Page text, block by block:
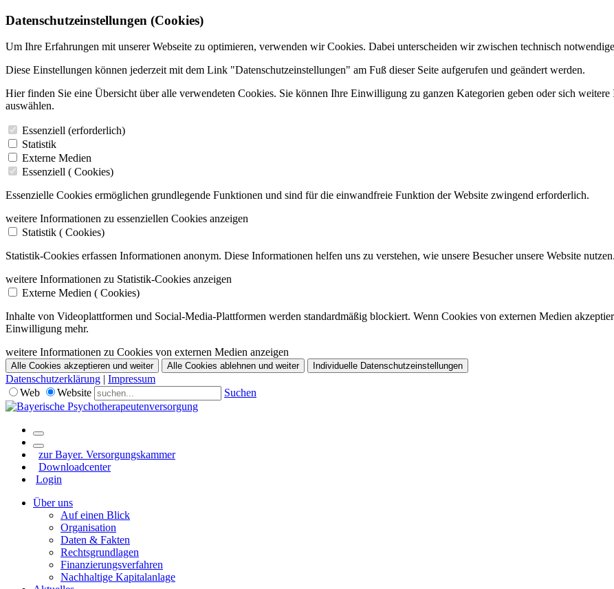
Datenschutzeinstellungen (Cookies)
Um Ihre Erfahrungen mit unserer Webseite zu optimieren, verwenden wir Cookies. Dabei unterscheiden wir zwischen technisch
Diese Einstellungen können jederzeit mit dem Link "Datenschutzeinstellungen" am Fuß dieser Seite aufgerufen und geändert werden.
Hier finden Sie eine Übersicht über alle verwendeten Cookies. Sie können Ihre Einwilligung zu ganzen Kategorien geben oder sich
auswählen.
Essenziell (erforderlich)
Statistik
Externe Medien
Essenziell ( Cookies)
Essenzielle Cookies ermöglichen grundlegende Funktionen und sind für die einwandfreie Funktion der Website zwingend erforderlich.
weitere Informationen zu essenziellen Cookies anzeigen
Statistik ( Cookies)
Statistik-Cookies erfassen Informationen anonym. Diese Informationen helfen uns zu verstehen, wie unsere Besucher unsere Website nutzen.
weitere Informationen zu Statistik-Cookies anzeigen
Externe Medien ( Cookies)
Inhalte von Videoplattformen und Social-Media-Plattformen werden standardmäßig blockiert. Wenn Cookies von externen Medien
Einwilligung mehr.
weitere Informationen zu Cookies von externen Medien anzeigen
Alle Cookies akzeptieren und weiter Alle Cookies ablehnen und weiter Individuelle Datenschutzeinstellungen
Datenschutzerklärung | Impressum
Web
Website Suchen
zur Bayer. Versorgungskammer
Downloadcenter
Login
Über uns
Auf einen Blick
Organisation
Daten & Fakten
Rechtsgrundlagen
Finanzierungsverfahren
Nachhaltige Kapitalanlage